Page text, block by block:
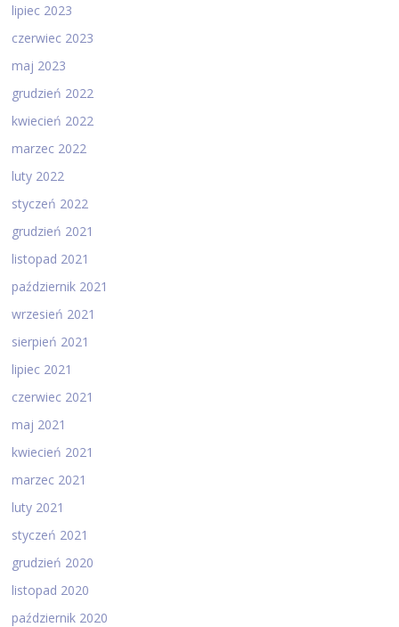
lipiec 2023
czerwiec 2023
maj 2023
grudzień 2022
kwiecień 2022
marzec 2022
luty 2022
styczeń 2022
grudzień 2021
listopad 2021
październik 2021
wrzesień 2021
sierpień 2021
lipiec 2021
czerwiec 2021
maj 2021
kwiecień 2021
marzec 2021
luty 2021
styczeń 2021
grudzień 2020
listopad 2020
październik 2020